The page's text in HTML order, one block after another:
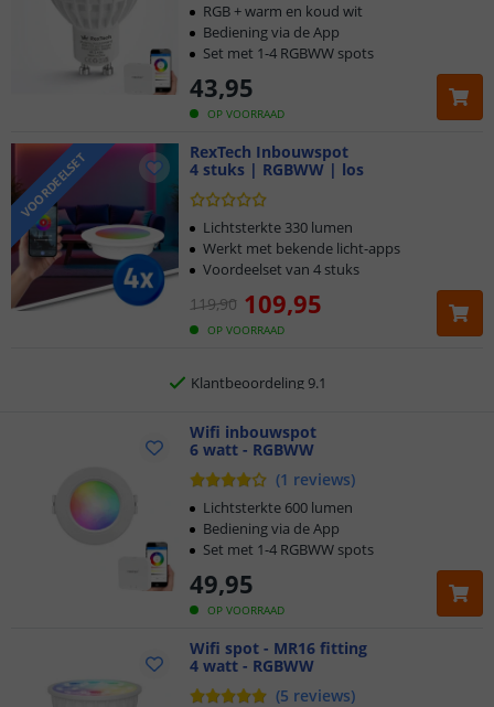
OP VOORRAAD
43,95
RGB + warm en koud wit
Bediening via de App
Set met 1-4 RGBWW spots
VOORDEELSET
RexTech Inbouwspot
4 stuks | RGBWW | los
OP VOORRAAD
119,90 109,95
Lichtsterkte 330 lumen
Werkt met bekende licht-apps
Voordeelset van 4 stuks
Klantbeoordeling 9.1
Voor 23:45 uur besteld, morgen in huis
2 jaar garantie
Gratis verzending vanaf € 20,-
Klantbeoordeling 9.1
Voor 23:45 uur besteld,morgen in huis
Wifi inbouwspot
6 watt - RGBWW
(1 reviews)
OP VOORRAAD
49,95
Lichtsterkte 600 lumen
Bediening via de App
Set met 1-4 RGBWW spots
Wifi spot - MR16 fitting
4 watt - RGBWW
(5 reviews)